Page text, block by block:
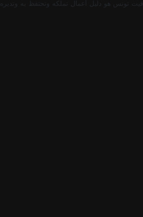
تونس هو دليل أعمال تملكه وتحتفظ به وتديره